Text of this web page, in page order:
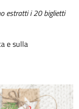
estratti i 20 biglietti
e sulla